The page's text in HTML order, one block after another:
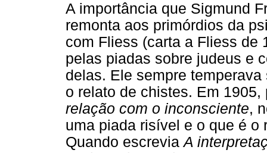
A importância que Sigmund
remonta aos primórdios da
com Fliess (carta a Fliess de
pelas piadas sobre judeus e
delas. Ele sempre
o relato de chistes. Em
relação com o inconsciente,
uma piada risível e o que é
Quando escreviaA